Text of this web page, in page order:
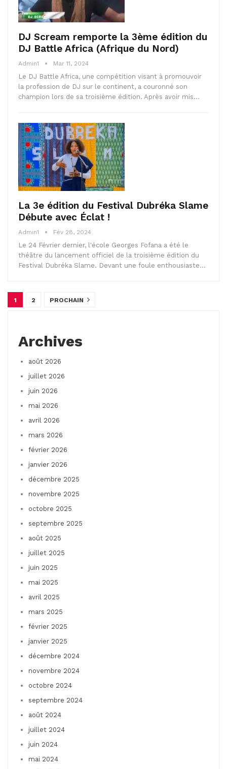
DJ Scream remporte la 3ème édition du
DJ Battle Africa (Afrique du Nord)
Admin1 Mar 11, 2024
Le DJ Battle Africa, une compétition visant à promouvoir
la profession de DJ sur le continent, a couronné son
champion lors de sa troisième édition. Après avoir mis…
La 3e édition du Festival Dubréka Slame
Débute avec Éclat !
Admin1 Fév 28, 2024
Le 24 Février dernier, l'école Georges Fofana a été le
théâtre du lancement officiel de la troisième édition du
Festival Dubréka Slame. Devant une foule enthousiaste…
1 2 PROCHAIN
Archives
août 2026
juillet 2026
juin 2026
mai 2026
avril 2026
mars 2026
février 2026
janvier 2026
décembre 2025
novembre 2025
octobre 2025
septembre 2025
août 2025
juillet 2025
juin 2025
mai 2025
avril 2025
mars 2025
février 2025
janvier 2025
décembre 2024
novembre 2024
octobre 2024
septembre 2024
août 2024
juillet 2024
juin 2024
mai 2024